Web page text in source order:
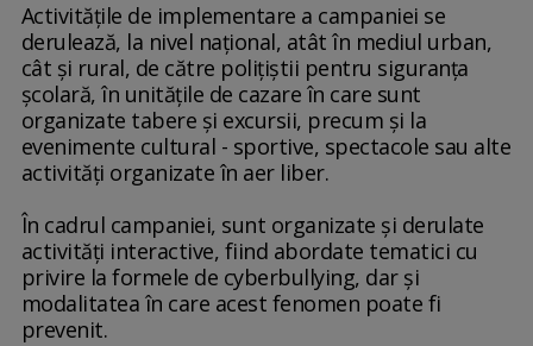
Activităţile de implementare a campaniei se
derulează, la nivel naţional, atât în mediul urban,
cât şi rural, de către poliţiştii pentru siguranţa
şcolară, în unităţile de cazare în care sunt
organizate tabere şi excursii, precum şi la
evenimente cultural - sportive, spectacole sau alte
activităţi organizate în aer liber.
În cadrul campaniei, sunt organizate şi derulate
activităţi interactive, fiind abordate tematici cu
privire la formele de cyberbullying, dar şi
modalitatea în care acest fenomen poate fi
prevenit.